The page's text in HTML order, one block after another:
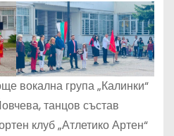
вокална група „Калинки“
танцов състав
клуб „Атлетико Артен“